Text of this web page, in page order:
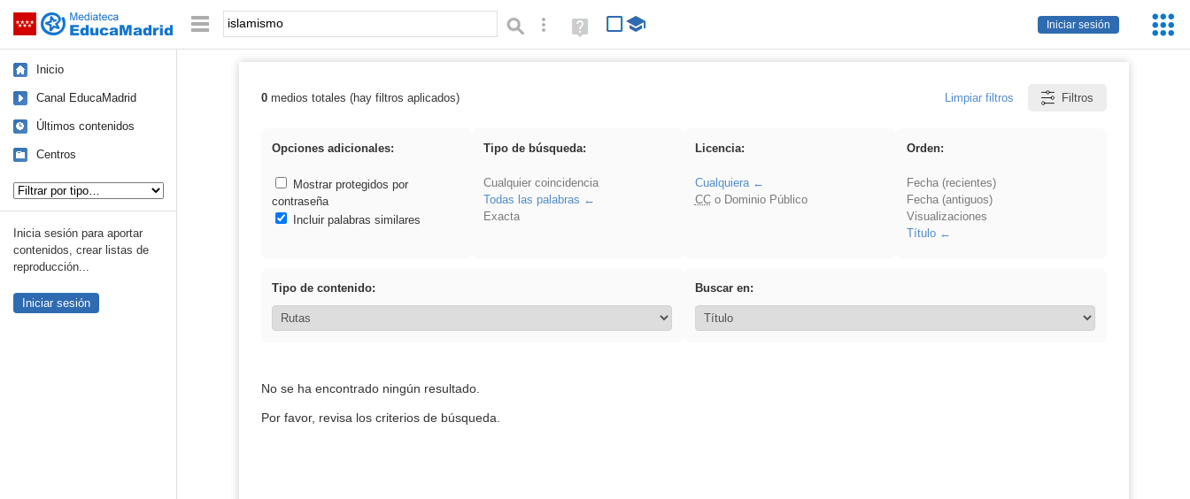
Saltar navegación
Iniciar sesión
Palabra o frase: Búsqueda avanzada
Ayuda
(en
Inicio
Canal EducaMadrid
Últimos contenidos
Centros
Inicia sesión para aportar
contenidos, crear listas de
reproducción...
Iniciar sesión
Resultados de: islamismo
0medios totales (hay filtros aplicados) Limpiar filtros Filtros
Opciones adicionales:
Mostrar protegidos por
contraseña
Incluir palabras similares
Tipo de búsqueda:
Cualquier coincidencia
Todas las palabras
Exacta
Licencia:
Cualquiera
CCo Dominio Público
Orden:
Fecha (recientes)
Fecha (antiguos)
Visualizaciones
Título
Tipo de contenido: Buscar en:
No se ha encontrado ningún resultado.
Por favor, revisa los criterios de búsqueda.